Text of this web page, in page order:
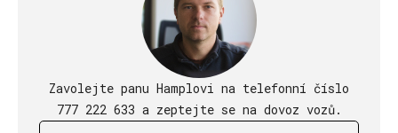
Zavolejte panu Hamplovi na telefonní číslo
777 222 633 a zeptejte se na dovoz vozů.